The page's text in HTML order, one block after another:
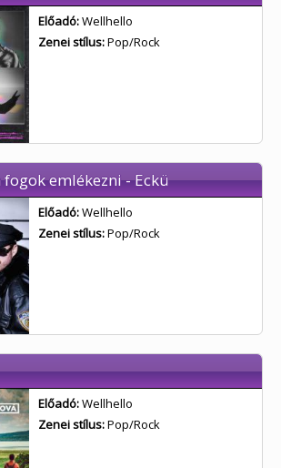
Előadó:Wellhello
Zenei stílus:Pop/Rock
emlékezni - Eckü
Előadó:Wellhello
Zenei stílus:Pop/Rock
Előadó:Wellhello
Zenei stílus:Pop/Rock